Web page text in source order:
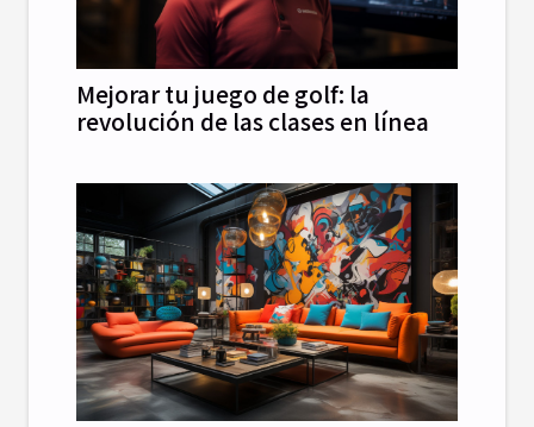
Mejorar tu juego de golf: la
revolución de las clases en línea